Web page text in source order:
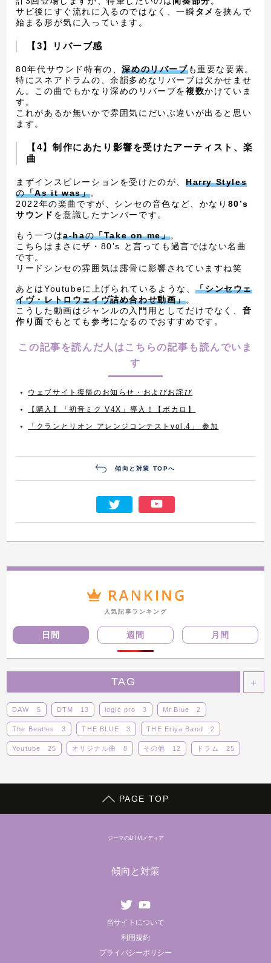
サビ後にすぐ流れに入るのではなく、一瞬タメ を挟んで
始まる形が気に入っています。
【3】リバーブ感
80年代サウンド特有の、深めのリバーブも重要な要素。
特にスネアドラムの、余韻多めなリバーブは欠かせませ
ん。この曲でもかなり深めのリバーブを複数かけていま
す。
これがあるか無いかで雰囲気にだいぶ違いが出ると思い
ます。
【4】制作にあたり影響を受けたアーティスト、楽
曲
まずインスピレーションを受けたのが、Harry Styles
の「As it was」。
2022年の楽曲ですが、シンセの音色など、かなり 80’s
サウンド を意識したナンバーです。
もう一つはa-haの「Take on me」。
こちらはまさにザ・80’s と言っても過言ではない名曲
です。
リードシンセの雰囲気は露骨に影響されていますね笑
あとはYoutubeに上げられているような、「シンセウェ
イヴ・レトロウェイヴ詰め合わせ動画」。
こうした動画はジャンルの入門用としてだけでなく、 音
作り面でもとても参考になるのでおすすめです。
この記事を読んだ人はこちらの記事も読んでいま
す
ウェブサイト復帰のお知らせ・およびお詫び
【購入】「初音ミク V4X」導入！【ボカロ】
「クランとリオン アレンジコンテストvol.4」 参加
傾向と対策 TOPへ
人気記事ランキング
日間 週間 月間
TAG ＋
DAW 5 DTM 13 logic pro 3 Mr.Blue 2
The Beatles 3 THE BLUE 3 THE Eriya Band 2
Youtube 25 オリジナル曲 8 その他 12 ドラム 25
PAGE TOP
ジーマのDTMメディア
傾向と対策
当サイトについて
利用規約
プライバシーポリシー
Twitter